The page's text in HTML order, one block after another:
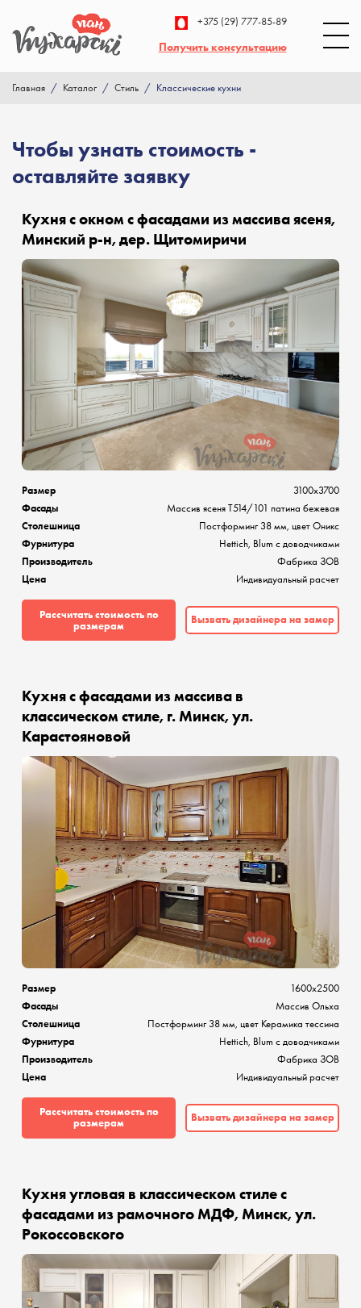
+375 (29) 777-85-89
Получить консультацию
Главная / Каталог / Стиль / Классические кухни
Чтобы узнать стоимость -
оставляйте заявку
Кухня с окном с фасадами из массива ясеня,
Минский р-н, дер. Щитомиричи
Размер
3100х3700
Фасады
Массив ясеня Т514/101 патина бежевая
Столешница
Постформинг 38 мм, цвет Оникс
Фурнитура
Hettich, Blum с доводчиками
Производитель
Фабрика ЗОВ
Цена
Индивидуальный расчет
Рассчитать стоимость по
размерам
Вызвать дизайнера на замер
Кухня с фасадами из массива в
классическом стиле, г. Минск, ул.
Карастояновой
Размер
1600х2500
Фасады
Массив Ольха
Столешница
Постформинг 38 мм, цвет Керамика тессина
Фурнитура
Hettich, Blum с доводчиками
Производитель
Фабрика ЗОВ
Цена
Индивидуальный расчет
Рассчитать стоимость по
размерам
Вызвать дизайнера на замер
Кухня угловая в классическом стиле с
фасадами из рамочного МДФ, Минск, ул.
Рокоссовского